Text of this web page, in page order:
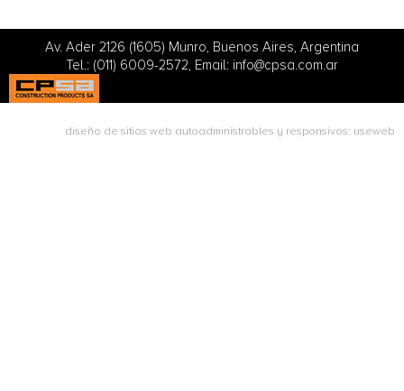
Av. Ader 2126 (1605) Munro, Buenos Aires, Argentina
Tel.: (011) 6009-2572, Email: info@cpsa.com.ar
diseño de sitios web autoadministrables y responsivos: useweb